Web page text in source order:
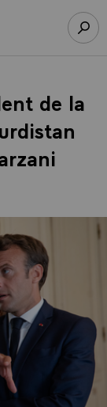
Élysée
de la